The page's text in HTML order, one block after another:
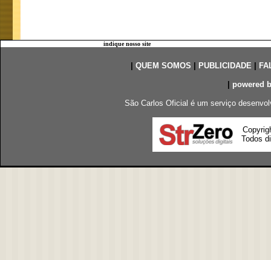
indique nosso site
QUEM SOMOS PUBLICIDADE|
powered
São Carlos Oficial é um serviço
Todos